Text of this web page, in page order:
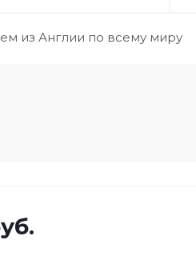
из Англии по всему миру